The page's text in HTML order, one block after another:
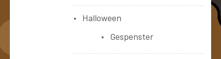
Halloween
Gespenster